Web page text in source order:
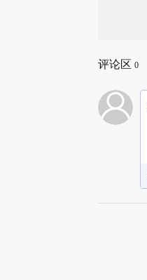
评论区 0